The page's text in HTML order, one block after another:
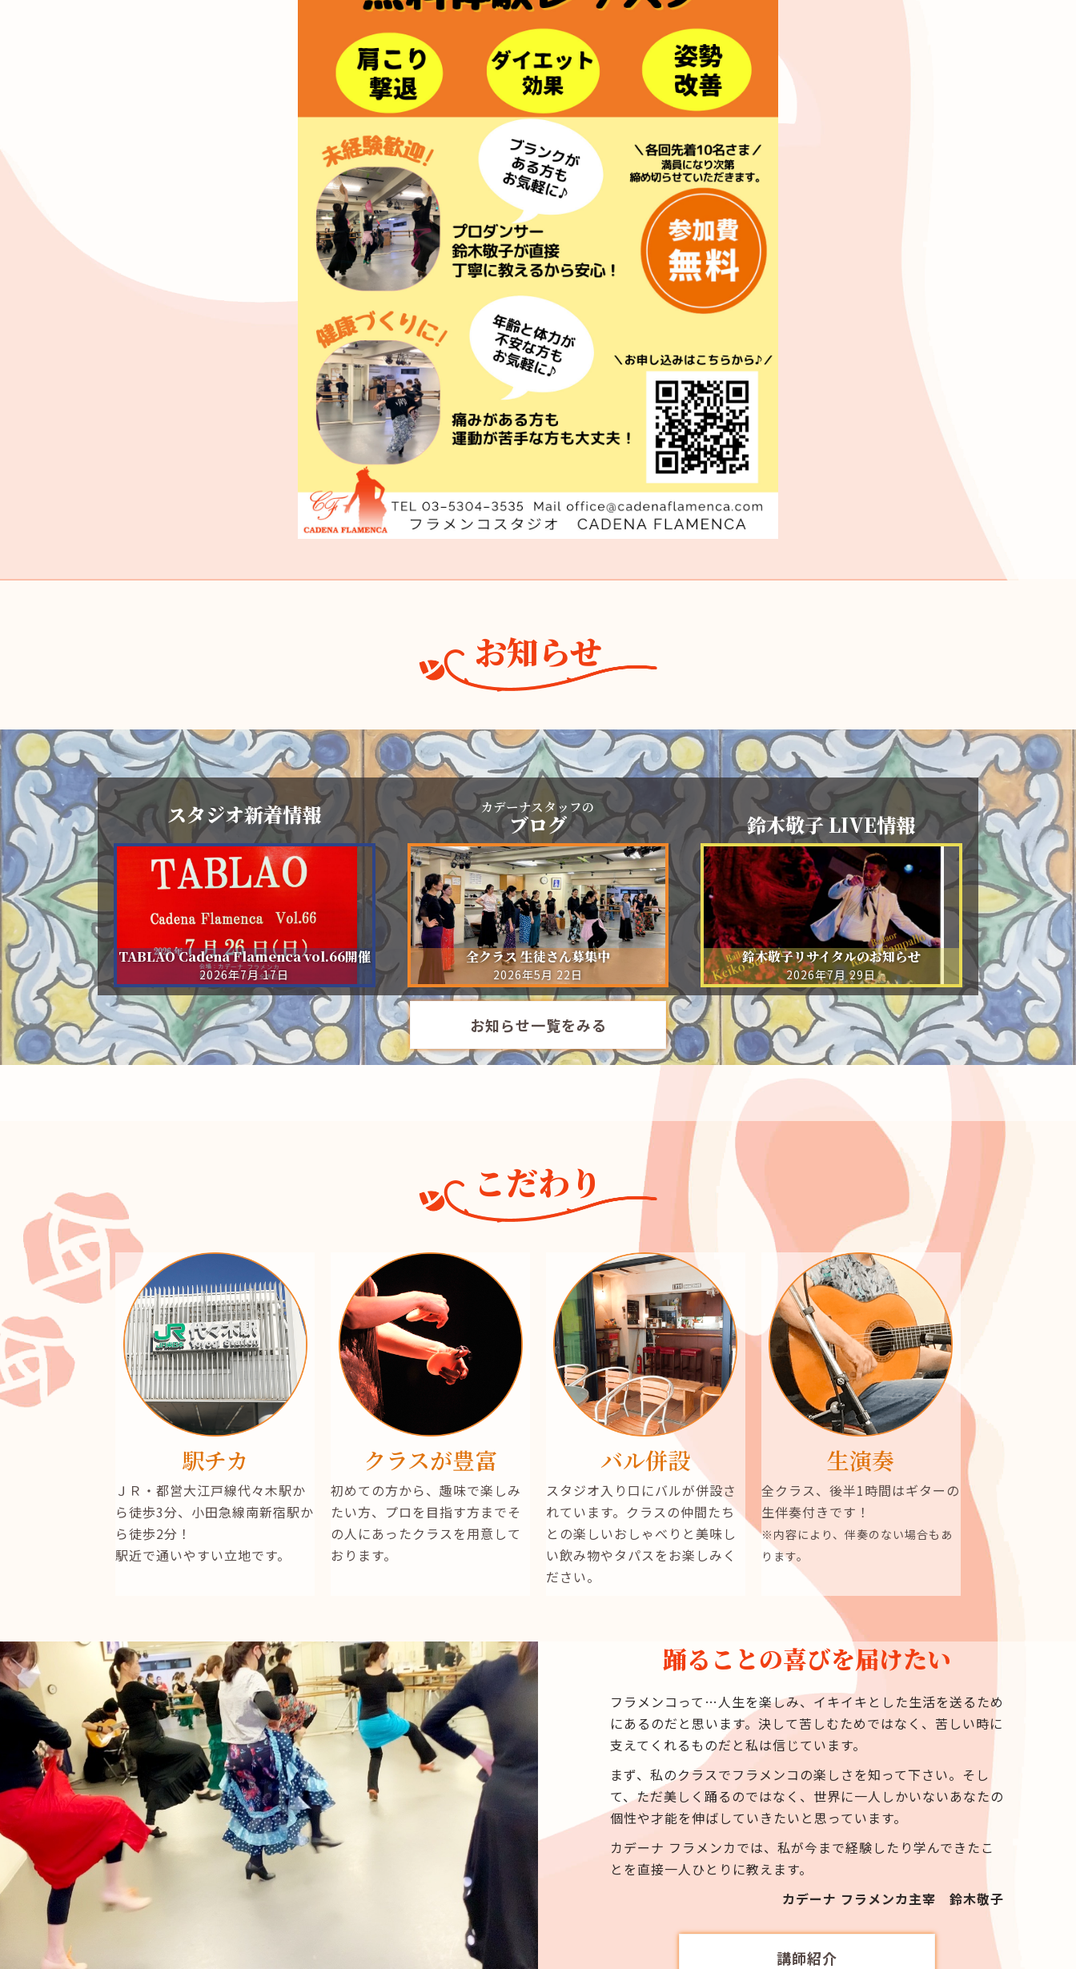
お知らせ
スタジオ新着情報
TABLAO Cadena Flamenca vol.66開催
2026年7月 17日
カデーナスタッフの
ブログ
全クラス 生徒さん募集中
2026年5月 22日
鈴木敬子 LIVE情報
鈴木敬子リサイタルのお知らせ
2026年7月 29日
お知らせ一覧をみる
こだわり
駅チカ
ＪＲ・都営大江戸線代々木駅か
ら徒歩3分、小田急線南新宿駅か
ら徒歩2分！
駅近で通いやすい立地です。
クラスが豊富
初めての方から、趣味で楽しみ
たい方、プロを目指す方までそ
の人にあったクラスを用意して
おります。
バル併設
スタジオ入り口にバルが併設さ
れています。クラスの仲間たち
との楽しいおしゃべりと美味し
い飲み物やタパスをお楽しみく
ださい。
生演奏
全クラス、後半1時間はギターの
生伴奏付きです！
※内容により、伴奏のない場合もあ
ります。
踊ることの喜びを届けたい
フラメンコって…人生を楽しみ、イキイキとした生活を送るため
にあるのだと思います。決して苦しむためではなく、苦しい時に
支えてくれるものだと私は信じています。
まず、私のクラスでフラメンコの楽しさを知って下さい。そし
て、ただ美しく踊るのではなく、世界に一人しかいないあなたの
個性や才能を伸ばしていきたいと思っています。
カデーナ フラメンカでは、私が今まで経験したり学んできたこ
とを直接一人ひとりに教えます。
カデーナ フラメンカ主宰 鈴木敬子
講師紹介